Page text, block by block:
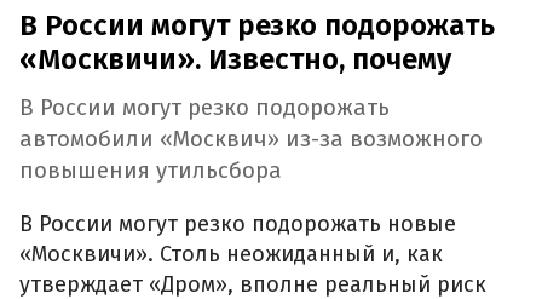
В России могут резко подорожать
«Москвичи». Известно, почему
В России могут резко подорожать
автомобили «Москвич» из-за возможного
повышения утильсбора
В России могут резко подорожать новые
«Москвичи». Столь неожиданный и, как
утверждает «Дром», вполне реальный риск